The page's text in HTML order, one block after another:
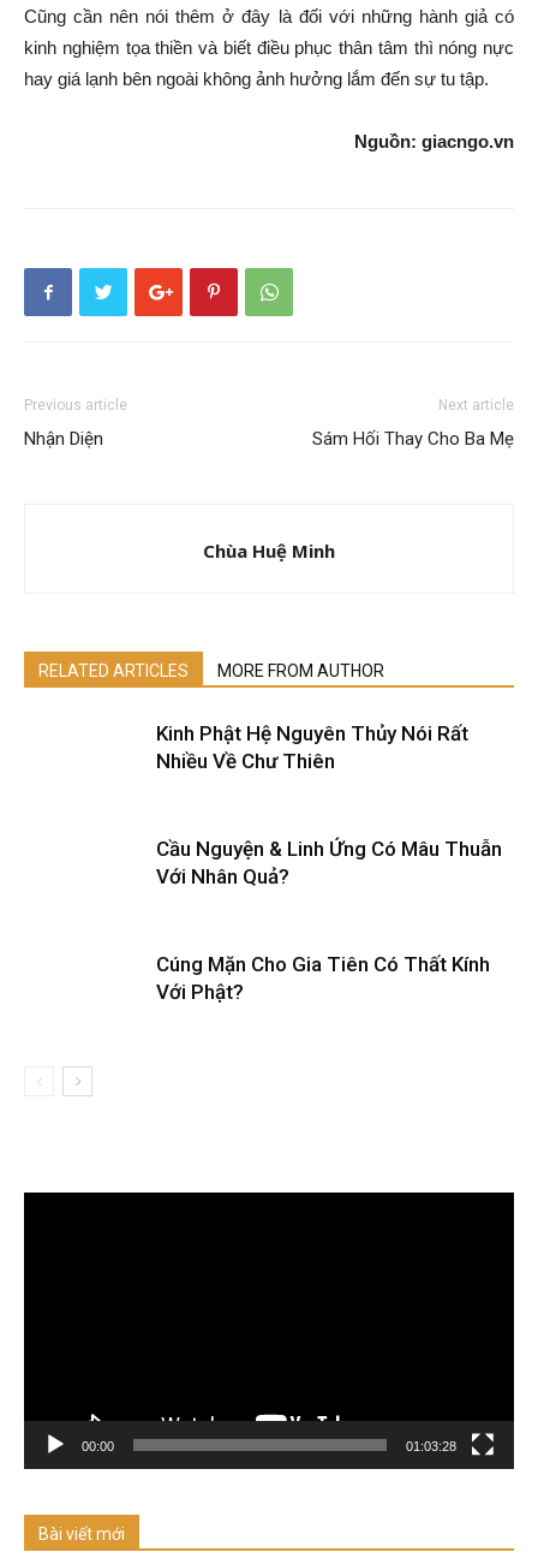
Cũng cần nên nói thêm ở đây là đối với những hành giả có
kinh nghiệm tọa thiền và biết điều phục thân tâm thì nóng nực
hay giá lạnh bên ngoài không ảnh hưởng lắm đến sự tu tập.
Nguồn: giacngo.vn
Previous article
Nhận Diện
Next article
Sám Hối Thay Cho Ba Mẹ
Chùa Huệ Minh
RELATED ARTICLES MORE FROM AUTHOR
Kinh Phật Hệ Nguyên Thủy Nói Rất
Nhiều Về Chư Thiên
Cầu Nguyện & Linh Ứng Có Mâu Thuẫn
Với Nhân Quả?
Cúng Mặn Cho Gia Tiên Có Thất Kính
Với Phật?
00:00 01:03:28
Bài viết mới